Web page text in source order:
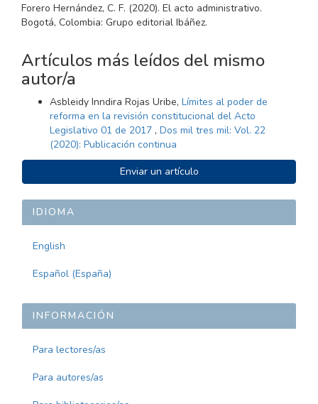
Forero Hernández, C. F. (2020). El acto administrativo.
Bogotá, Colombia: Grupo editorial Ibáñez.
Artículos más leídos del mismo
autor/a
Asbleidy Inndira Rojas Uribe, Límites al poder de
reforma en la revisión constitucional del Acto
Legislativo 01 de 2017 , Dos mil tres mil: Vol. 22
(2020): Publicación continua
ENVIAR
UN
ARTÍCULO
Enviar un artículo
IDIOMA
English
Español (España)
INFORMACIÓN
Para lectores/as
Para autores/as